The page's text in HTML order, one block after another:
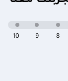
10 9 8